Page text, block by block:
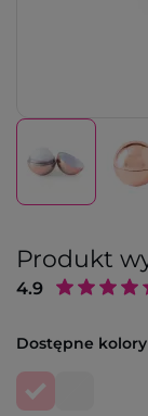
Produkt
4.9
Dostępne kolory